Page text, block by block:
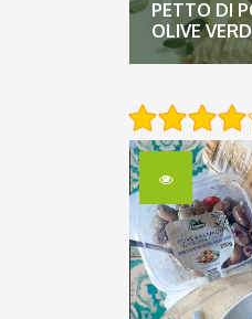
PETTO DI
OLIVE